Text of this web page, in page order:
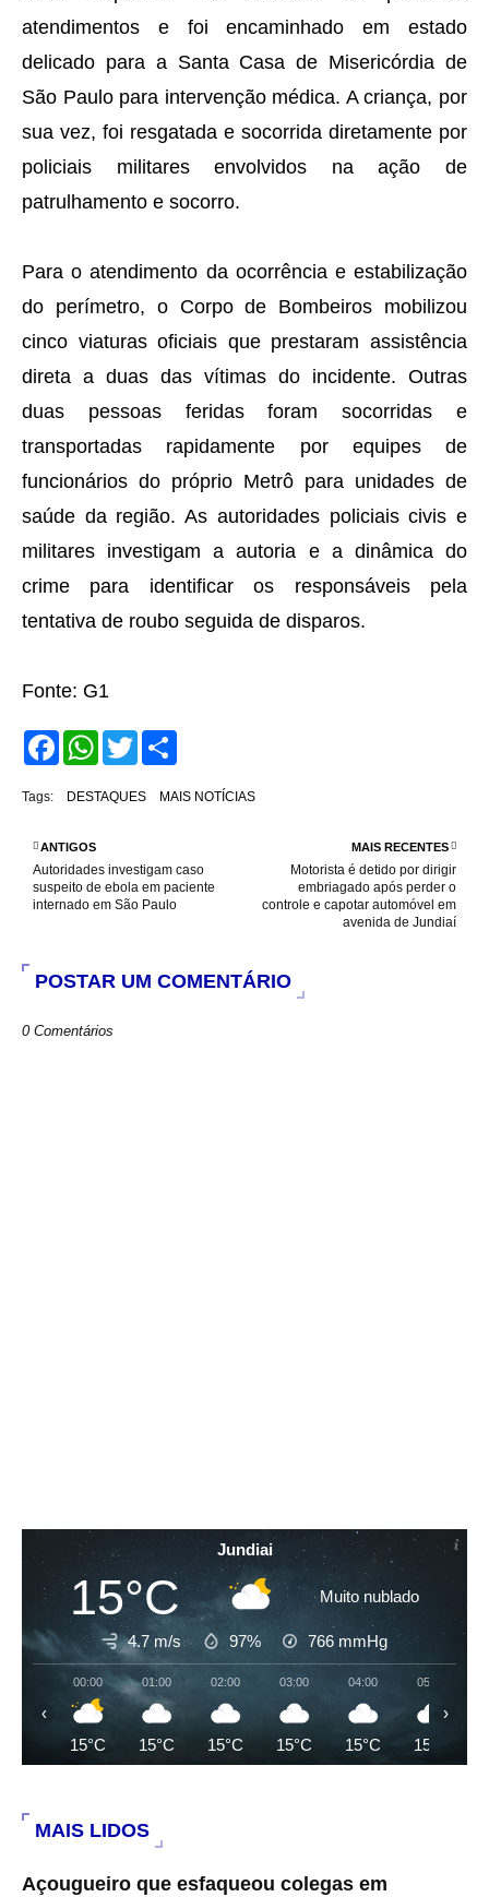
atendimentos e foi encaminhado em estado
delicado para a Santa Casa de Misericórdia de
São Paulo para intervenção médica. A criança, por
sua vez, foi resgatada e socorrida diretamente por
policiais militares envolvidos na ação de
patrulhamento e socorro.
Para o atendimento da ocorrência e estabilização
do perímetro, o Corpo de Bombeiros mobilizou
cinco viaturas oficiais que prestaram assistência
direta a duas das vítimas do incidente. Outras
duas pessoas feridas foram socorridas e
transportadas rapidamente por equipes de
funcionários do próprio Metrô para unidades de
saúde da região. As autoridades policiais civis e
militares investigam a autoria e a dinâmica do
crime para identificar os responsáveis pela
tentativa de roubo seguida de disparos.
Fonte: G1
F
a
e
o
k
W
h
t
T
w
t
r
Tags: DESTAQUES MAIS NOTÍCIAS
MAIS RECENTES
Motorista é detido por dirigir
embriagado após perder o
controle e capotar automóvel em
avenida de Jundiaí
ANTIGOS
Autoridades investigam caso
suspeito de ebola em paciente
internado em São Paulo
POSTAR UM COMENTÁRIO
0 Comentários
Jundiai
15°C Muito nublado
4.7 m/s 97% 766 mmHg
00:00
15°C
01:00
15°C
02:00
15°C
03:00
15°C
04:00
15°C
05:00
15°C
‹ ›
MAIS LIDOS
Açougueiro que esfaqueou colegas em